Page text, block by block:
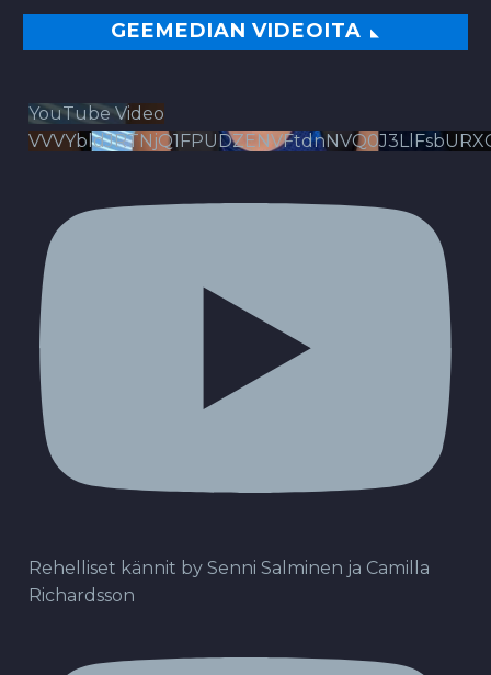
GEEMEDIAN VIDEOITA
YouTube Video
Rehelliset kännit by Senni Salminen ja Camilla
Richardsson